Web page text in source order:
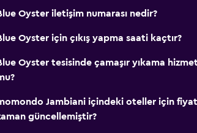
Oyster iletişim numarası nedir?
Oyster için çıkış yapma saati kaçtır?
Oyster tesisinde çamaşır yıkama
Jambiani içindeki oteller için
güncellemiştir?